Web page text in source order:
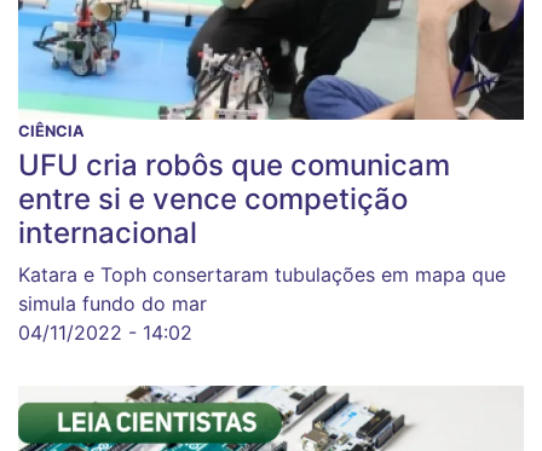
CIÊNCIA
UFU cria robôs que comunicam
entre si e vence competição
internacional
Katara e Toph consertaram tubulações em mapa que
simula fundo do mar
04/11/2022 - 14:02